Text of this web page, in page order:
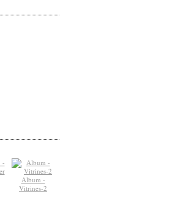
Album -
Vitrines-2